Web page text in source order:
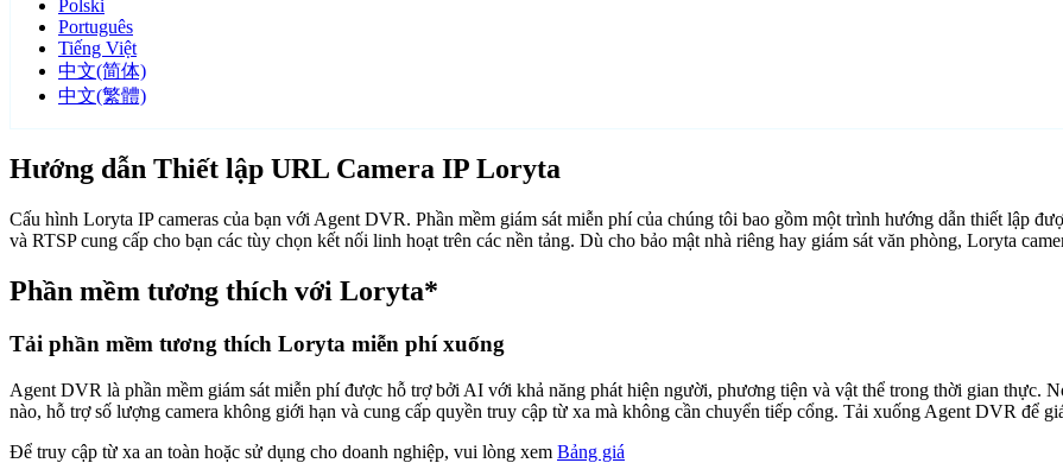
Polski
Português
Tiếng Việt
中文(简体)
中文(繁體)
Hướng dẫn Thiết lập URL Camera IP Loryta
Cấu hình Loryta IP cameras của bạn với Agent DVR. Phần mềm giám sát miễn phí của chúng tôi bao gồm một trình hướng dẫn thiết lập
và RTSP cung cấp cho bạn các tùy chọn kết nối linh hoạt trên các nền tảng. Dù cho bảo mật nhà riêng hay giám sát văn phòng, Loryta
Phần mềm tương thích với Loryta*
Tải phần mềm tương thích Loryta miễn phí xuống
Agent DVR là phần mềm giám sát miễn phí được hỗ trợ bởi AI với khả năng phát hiện người, phương tiện và vật thể trong thời gian thực.
nào, hỗ trợ số lượng camera không giới hạn và cung cấp quyền truy cập từ xa mà không cần chuyển tiếp cổng. Tải xuống Agent DVR để
Để truy cập từ xa an toàn hoặc sử dụng cho doanh nghiệp, vui lòng xem Bảng giá